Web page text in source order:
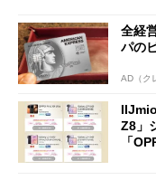
全経
パの
AD（ク
Z8」
「